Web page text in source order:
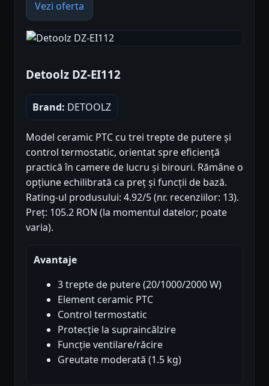
Vezi oferta
Detoolz DZ-EI112
Brand: DETOOLZ
Model ceramic PTC cu trei trepte de putere și
control termostatic, orientat spre eficiență
practică în camere de lucru și birouri. Rămâne o
opțiune echilibrată ca preț și funcții de bază.
Rating-ul produsului: 4.92/5 (nr. recenziilor: 13).
Preț: 105.2 RON (la momentul datelor; poate
varia).
Avantaje
3 trepte de putere (20/1000/2000 W)
Element ceramic PTC
Control termostatic
Protecție la supraincălzire
Funcție ventilare/răcire
Greutate moderată (1.5 kg)